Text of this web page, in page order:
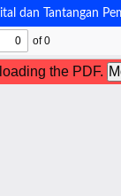
dan Tantangan